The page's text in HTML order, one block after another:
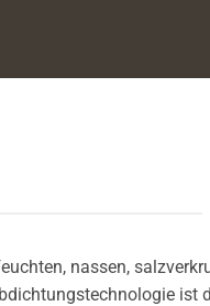
nassen,
ist